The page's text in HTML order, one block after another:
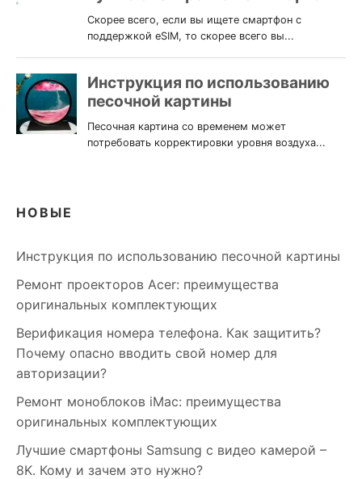
НОВЫЕ
Инструкция по использованию песочной картины
Ремонт проекторов Acer: преимущества
оригинальных комплектующих
Верификация номера телефона. Как защитить?
Почему опасно вводить свой номер для
авторизации?
Ремонт моноблоков iMac: преимущества
оригинальных комплектующих
Лучшие смартфоны Samsung c видео камерой –
8K. Кому и зачем это нужно?